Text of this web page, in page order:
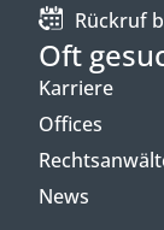
Rückruf
Oft
Karriere
Offices
News